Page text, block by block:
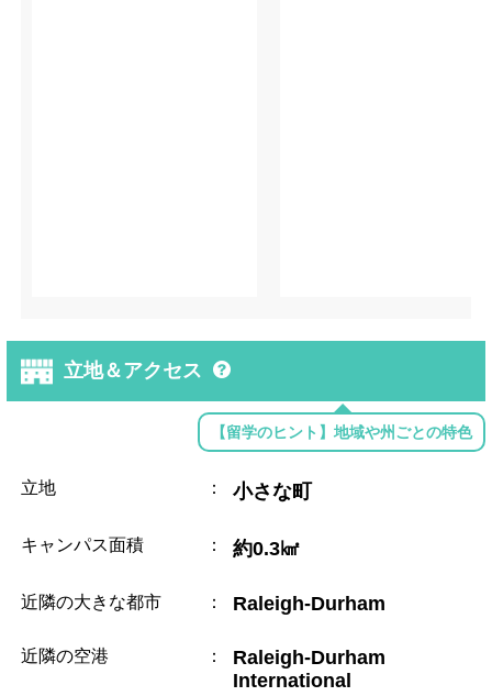
立地＆アクセス
【留学のヒント】地域や州ごとの特色
立地 ： 小さな町
キャンパス面積 ： 約0.3㎢
近隣の大きな都市 ： Raleigh-Durham
近隣の空港 ：
Raleigh-Durham
International